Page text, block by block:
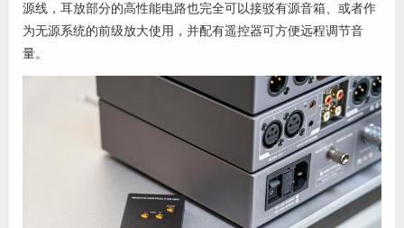
源线，耳放部分的高性能电路也完全可以接驳有源音箱、或者作
为无源系统的前级放大使用，并配有遥控器可方便远程调节音
量。